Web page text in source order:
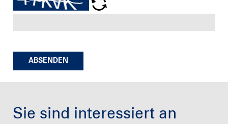
ABSENDEN
Sie sind interessiert an